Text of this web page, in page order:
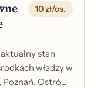
10 zł/os.
stan
władzy w
Poznań, Ostrów